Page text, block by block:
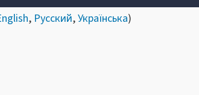
, Русский,Українська)